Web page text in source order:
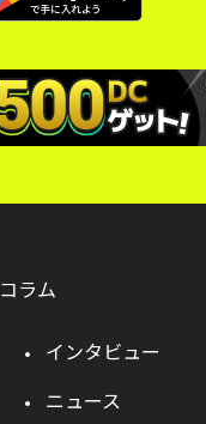
コラム
インタビュー
ニュース